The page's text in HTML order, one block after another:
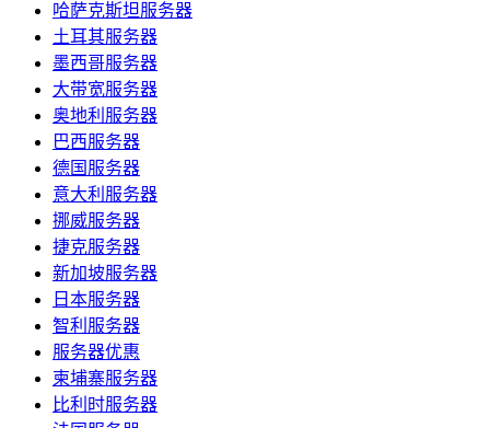
哈萨克斯坦服务器
土耳其服务器
墨西哥服务器
大带宽服务器
奥地利服务器
巴西服务器
德国服务器
意大利服务器
挪威服务器
捷克服务器
新加坡服务器
日本服务器
智利服务器
服务器优惠
柬埔寨服务器
比利时服务器